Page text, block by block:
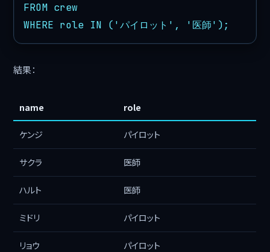
FROM crew
WHERE role IN ('パイロット', '医師');
結果：
name role
ケンジ パイロット
サクラ 医師
ハルト 医師
ミドリ パイロット
リョウ パイロット